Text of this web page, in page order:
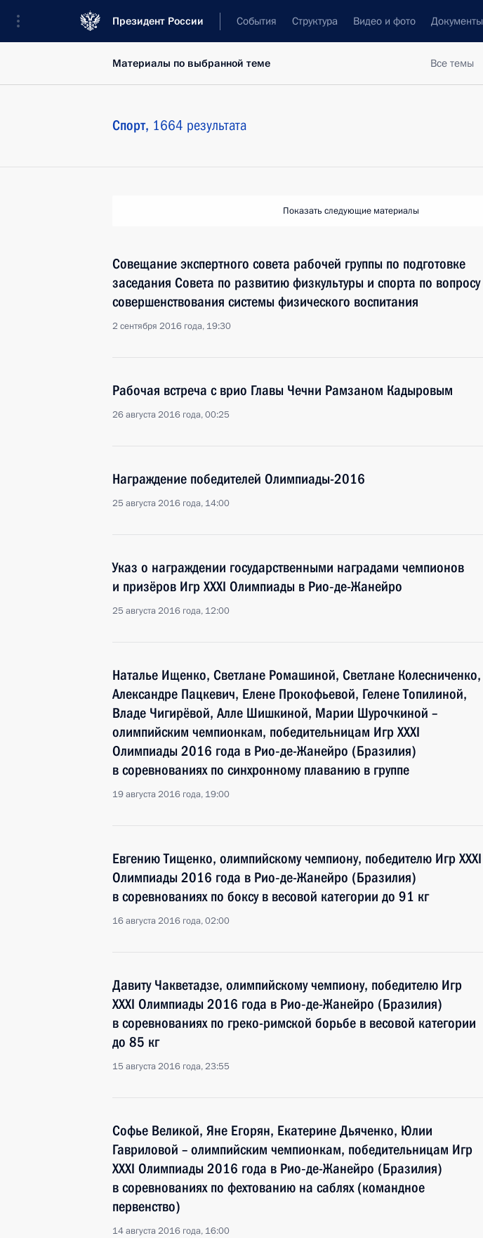
Президент России События Структура Видео и фото Документы
Все темы
Материалы по выбранной теме
Спорт, 1664 результата
Показать следующие материалы
Совещание экспертного совета рабочей группы по подготовке
заседания Совета по развитию физкультуры и спорта по вопросу
совершенствования системы физического воспитания
2 сентября 2016 года, 19:30
Рабочая встреча с врио Главы Чечни Рамзаном Кадыровым
26 августа 2016 года, 00:25
Награждение победителей Олимпиады-2016
25 августа 2016 года, 14:00
Указ о награждении государственными наградами чемпионов
и призёров Игр XXXI Олимпиады в Рио‑де-Жанейро
25 августа 2016 года, 12:00
Наталье Ищенко, Светлане Ромашиной, Светлане Колесниченко,
Александре Пацкевич, Елене Прокофьевой, Гелене Топилиной,
Владе Чигирёвой, Алле Шишкиной, Марии Шурочкиной –
олимпийским чемпионкам, победительницам Игр XXXI
Олимпиады 2016 года в Рио‑де-Жанейро (Бразилия)
в соревнованиях по синхронному плаванию в группе
19 августа 2016 года, 19:00
Евгению Тищенко, олимпийскому чемпиону, победителю Игр XXXI
Олимпиады 2016 года в Рио‑де-Жанейро (Бразилия)
в соревнованиях по боксу в весовой категории до 91 кг
16 августа 2016 года, 02:00
Давиту Чакветадзе, олимпийскому чемпиону, победителю Игр
XXXI Олимпиады 2016 года в Рио‑де-Жанейро (Бразилия)
в соревнованиях по греко-римской борьбе в весовой категории
до 85 кг
15 августа 2016 года, 23:55
Софье Великой, Яне Егорян, Екатерине Дьяченко, Юлии
Гавриловой – олимпийским чемпионкам, победительницам Игр
XXXI Олимпиады 2016 года в Рио‑де-Жанейро (Бразилия)
в соревнованиях по фехтованию на саблях (командное
первенство)
14 августа 2016 года, 16:00